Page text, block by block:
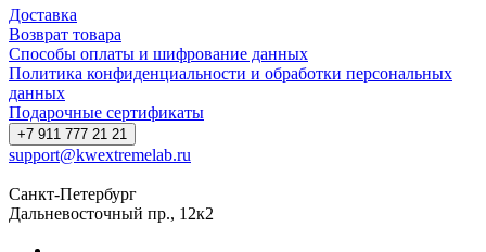
Доставка
Возврат товара
Способы оплаты и шифрование данных
Политика конфиденциальности и обработки персональных
данных
Подарочные сертификаты
+7 911 777 21 21
support@kwextremelab.ru
Санкт-Петербург
Дальневосточный пр., 12к2